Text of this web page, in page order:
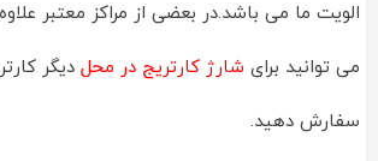
الویت ما می باشد.در بعضی از مراکز معتبر
می توانید برای شارژ کارتریج در محل دیگر
سفارش دهید.